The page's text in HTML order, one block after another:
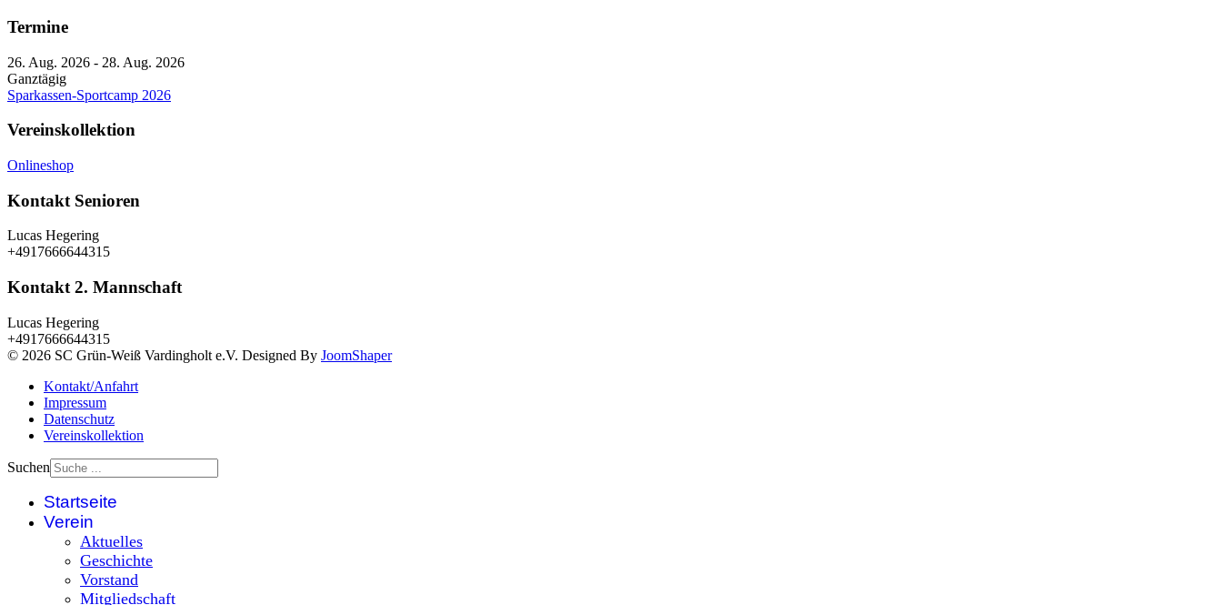
Termine
26. Aug. 2026 - 28. Aug. 2026
Ganztägig
Sparkassen-Sportcamp 2026
Vereinskollektion
Onlineshop
Kontakt Senioren
Lucas Hegering
+4917666644315
Kontakt 2. Mannschaft
Lucas Hegering
+4917666644315
© 2026 SC Grün-Weiß Vardingholt e.V. Designed By JoomShaper
Kontakt/Anfahrt
Impressum
Datenschutz
Vereinskollektion
Suchen
Startseite
Verein
Aktuelles
Geschichte
Vorstand
Mitgliedschaft